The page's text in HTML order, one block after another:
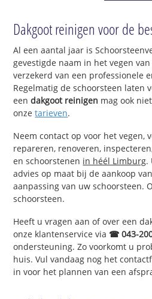
Dakgoot reinigen voor de
Al een aantal jaar is
gevestigde naam in het vegen
verzekerd van een professionele
Regelmatig de schoorsteen laten
eendakgoot reinigen mag ook
onzetarieven.
Neem contact op voor het vegen,
repareren, renoveren,
en schoorstenen in héél Limburg.
advies op maat bij de aankoop
aanpassing van uw schoorsteen.
schoorsteen.
Heeft u vragen aan of over een
onze klantenservice via ☎ 043-
ondersteuning. Zo voorkomt u
huis. Vul vandaag nog het
in voor het plannen van een